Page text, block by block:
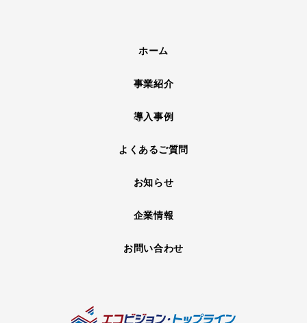
ホーム
事業紹介
導入事例
よくあるご質問
お知らせ
企業情報
お問い合わせ